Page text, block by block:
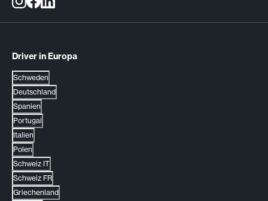
Driver in Europa
Schweden
Deutschland
Spanien
Portugal
Italien
Polen
Schweiz IT
Schweiz FR
Griechenland